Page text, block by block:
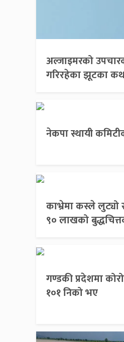
अल्जाइमरको
गरिरहेका झूटका
नेकपा स्थायी
काभ्रेमा कस्ले लुट्यो
९० लाखको
गण्डकी प्रदेशमा
१०१ निको भए